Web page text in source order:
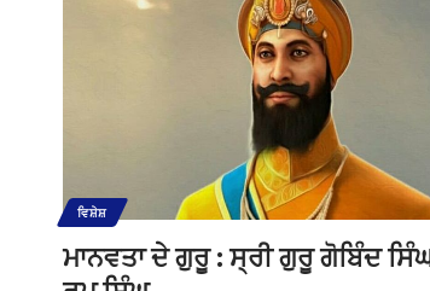
ਵਿਸ਼ੇਸ਼
ਮਾਨਵਤਾ ਦੇ ਗੁਰੂ : ਸ੍ਰੀ ਗੁਰੂ ਗੋਬਿੰਦ